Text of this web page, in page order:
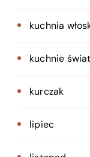
kuchnia
kuchnie
kurczak
lipiec